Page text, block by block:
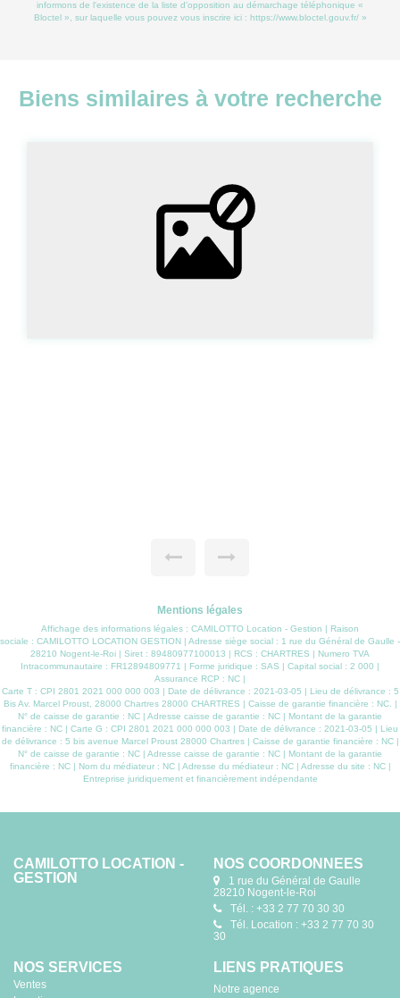
informons de l'existence de la liste d'opposition au démarchage téléphonique «
Bloctel », sur laquelle vous pouvez vous inscrire ici : https://www.bloctel.gouv.fr/»
Biens similaires à votre recherche
Mentions légales
Affichage des informations légales : CAMILOTTO Location - Gestion | Raison
sociale : CAMILOTTO LOCATION GESTION | Adresse siège social : 1 rue du Général de Gaulle -
28210 Nogent-le-Roi | Siret : 89480977100013 | RCS : CHARTRES | Numero TVA
Intracommunautaire : FR12894809771 | Forme juridique : SAS | Capital social : 2 000 |
Assurance RCP : NC |
Carte T : CPI 2801 2021 000 000 003 | Date de délivrance : 2021-03-05 | Lieu de délivrance : 5
Bis Av. Marcel Proust, 28000 Chartres 28000 CHARTRES | Caisse de garantie financière : NC. |
N° de caisse de garantie : NC | Adresse caisse de garantie : NC | Montant de la garantie
financière : NC | Carte G : CPI 2801 2021 000 000 003 | Date de délivrance : 2021-03-05 | Lieu
de délivrance : 5 bis avenue Marcel Proust 28000 Chartres | Caisse de garantie financière : NC |
N° de caisse de garantie : NC | Adresse caisse de garantie : NC | Montant de la garantie
financière : NC | Nom du médiateur : NC | Adresse du médiateur : NC | Adresse du site : NC |
Entreprise juridiquement et financièrement indépendante
CAMILOTTO LOCATION -
GESTION
NOS COORDONNÉES
1 rue du Général de Gaulle
28210 Nogent-le-Roi
Tél. : +33 2 77 70 30 30
Tél. Location : +33 2 77 70 30
30
NOS SERVICES
Ventes
LIENS PRATIQUES
Notre agence